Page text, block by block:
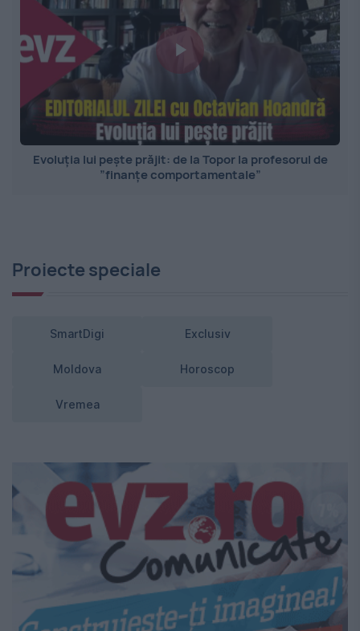
Evoluția lui pește prăjit: de la Topor la profesorul de
”finanțe comportamentale”
Proiecte speciale
SmartDigi Exclusiv
Moldova Horoscop
Vremea